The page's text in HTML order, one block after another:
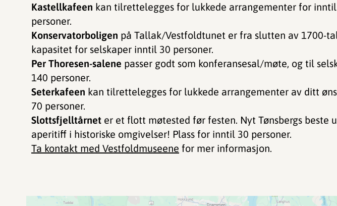
Kastellkafeen kan tilrettelegges for lukkede arrangementer for
personer.
Konservatorboligen på Tallak/Vestfoldtunet er fra slutten av 1700-
kapasitet for selskaper inntil 30 personer.
Per Thoresen-salene passer godt som konferansesal/møte, og til
140 personer.
Seterkafeen kan tilrettelegges for lukkede arrangementer av ditt
70 personer.
Slottsfjelltårnet er et flott møtested før festen. Nyt Tønsbergs beste
aperitiff i historiske omgivelser! Plass for inntil 30 personer.
Ta kontakt med Vestfoldmuseene for mer informasjon.